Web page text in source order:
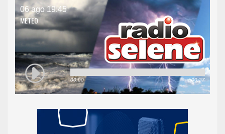
06 ago 19:45
METEO
00:00 00:27